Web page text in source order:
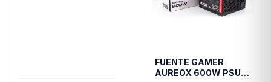
FUENTE GAMER
AUREOX 600W PSU